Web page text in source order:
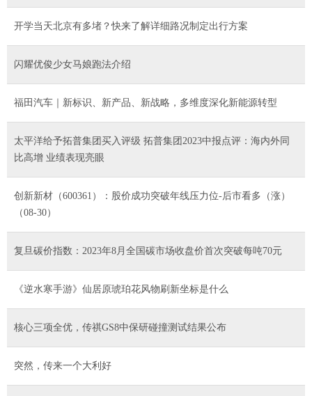
开学当天北京有多堵？快来了解详细路况制定出行方案
闪耀优俊少女马娘跑法介绍
福田汽车｜新标识、新产品、新战略，多维度深化新能源转型
太平洋给予拓普集团买入评级 拓普集团2023中报点评：海内外同
比高增 业绩表现亮眼
创新新材（600361）：股价成功突破年线压力位-后市看多（涨）
（08-30）
复旦碳价指数：2023年8月全国碳市场收盘价首次突破每吨70元
《逆水寒手游》仙居原琥珀花风物刷新坐标是什么
核心三项全优，传祺GS8中保研碰撞测试结果公布
突然，传来一个大利好